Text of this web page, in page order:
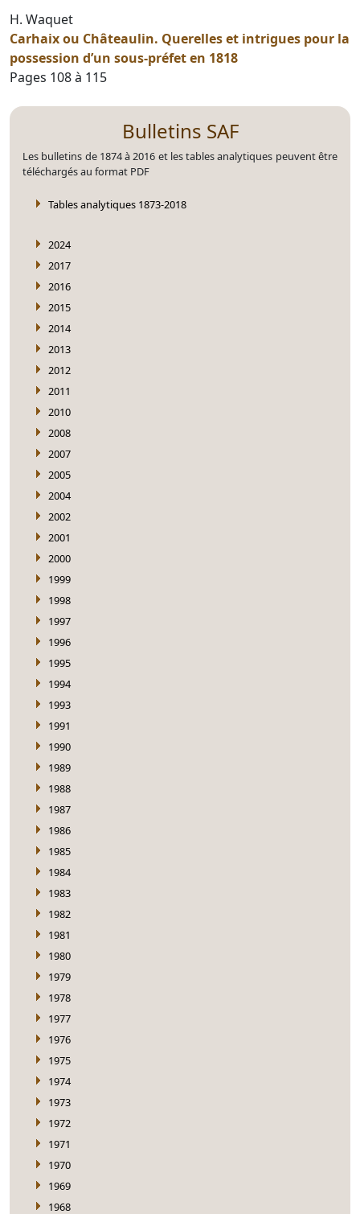
H. Waquet
Carhaix ou Châteaulin. Querelles et intrigues pour la
possession d’un sous-préfet en 1818
Pages 108 à 115
Bulletins SAF
Les bulletins de 1874 à 2016 et les tables analytiques peuvent être
téléchargés au format PDF
Tables analytiques 1873-2018
2024
2017
2016
2015
2014
2013
2012
2011
2010
2008
2007
2005
2004
2002
2001
2000
1999
1998
1997
1996
1995
1994
1993
1991
1990
1989
1988
1987
1986
1985
1984
1983
1982
1981
1980
1979
1978
1977
1976
1975
1974
1973
1972
1971
1970
1969
1968